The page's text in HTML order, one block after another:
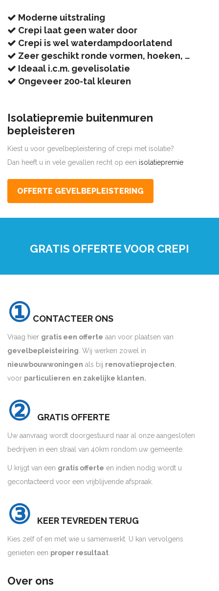
Moderne uitstraling
Crepi laat geen water door
Crepi is wel waterdampdoorlatend
Zeer geschikt ronde vormen, hoeken, …
Ideaal i.c.m. gevelisolatie
Ongeveer 200-tal kleuren
Isolatiepremie buitenmuren
bepleisteren
Kiest u voor gevelbepleistering of crepi met isolatie?
Dan heeft u in vele gevallen recht op een isolatiepremie
OFFERTE GEVELBEPLEISTERING
GRATIS OFFERTE VOOR CREPI
① CONTACTEER ONS
Vraag hier gratis een offerte aan voor plaatsen van
gevelbepleisteiring. Wij werken zowel in
nieuwbouwwoningen als bij renovatieprojecten,
voor particulieren en zakelijke klanten.
② GRATIS OFFERTE
Uw aanvraag wordt doorgestuurd naar al onze aangesloten
bedrijven in een straal van 40km rondom uw gemeente.
U krijgt van een gratis offerte en indien nodig wordt u
gecontacteerd voor een vrijblijvende afspraak.
③ KEER TEVREDEN TERUG
Kies zelf of en met wie u samenwerkt. U kan vervolgens
genieten een proper resultaat.
Over ons